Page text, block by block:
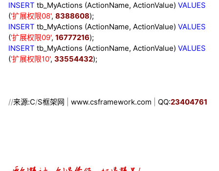
INSERT tb_MyActions (ActionName, ActionValue) VALUES
('扩展权限08', 8388608);
INSERT tb_MyActions (ActionName, ActionValue) VALUES
('扩展权限09', 16777216);
INSERT tb_MyActions (ActionName, ActionValue) VALUES
('扩展权限10', 33554432);
//来源:C/S框架网 www.csframework.com QQ:23404761